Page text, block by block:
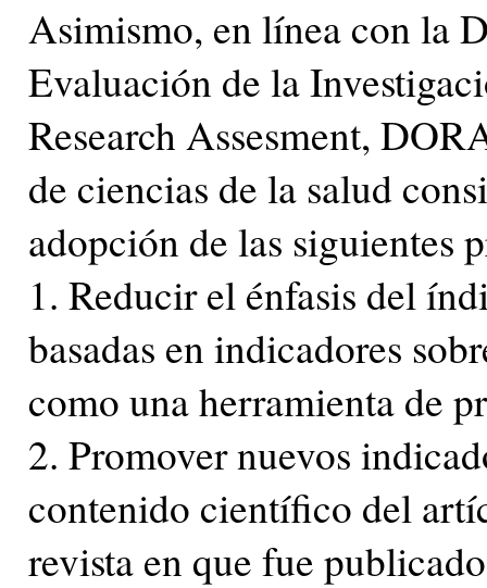
Asimismo, en línea con la
Evaluación de la
Research Assesment,
de ciencias de la salud
adopción de las siguientes
1. Reducir el énfasis del
basadas en indicadores
como una herramienta de
2. Promover nuevos
contenido científico del
revista en que fue